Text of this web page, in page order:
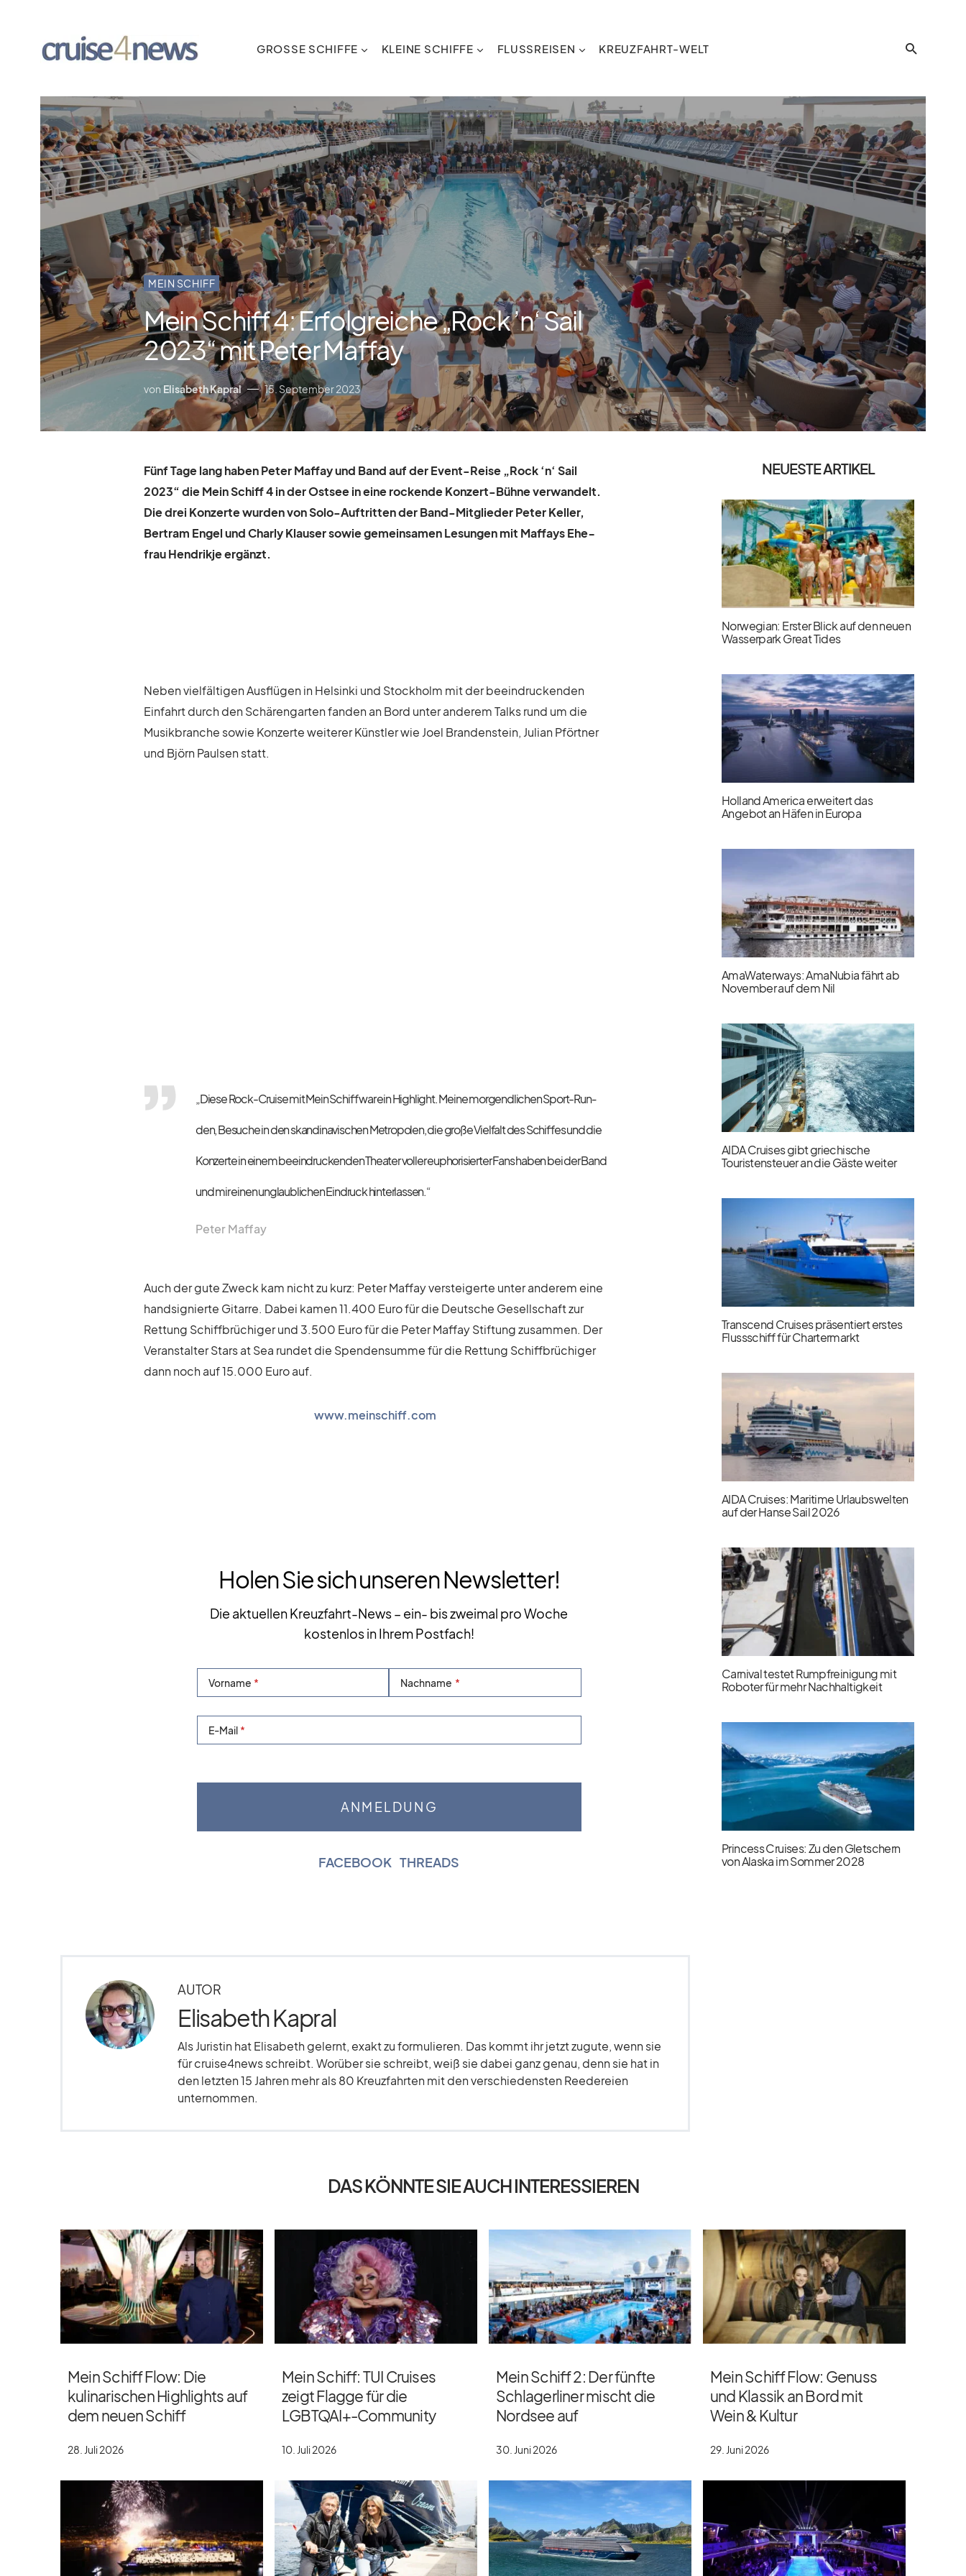
GROSSE SCHIFFE KLEINE SCHIFFE FLUSSREISEN KREUZFAHRT-WELT
MEIN SCHIFF
Mein Schiff 4: Erfolgreiche „Rock ’n‘ Sail
2023“ mit Peter Maffay
von Elisabeth Kapral 15. September 2023
Fünf Tage lang ha­ben Pe­ter Maf­fay und Band auf der Event-Reise „Rock ‘n‘ Sail
2023“ dieMein Schiff4 in der Ost­see in eine ro­ckende Kon­zert-Bühne ver­wan­delt.
Die drei Kon­zerte wur­den von Solo-Auf­trit­ten der Band-Mit­glie­der Pe­ter Kel­ler,
Bert­ram En­gel und Charly Klau­ser so­wie ge­mein­sa­men Le­sun­gen mit Maf­fays Ehe­
frau Hen­drikje er­gänzt.
Ne­ben viel­fäl­ti­gen Aus­flü­gen in Hel­sinki und Stock­holm mit der be­ein­dru­cken­den
Ein­fahrt durch den Schä­ren­gar­ten fan­den an Bord un­ter an­de­rem Talks rund um die
Mu­sik­bran­che so­wie Kon­zerte wei­te­rer Künst­ler wie Joel Bran­den­stein, Ju­lian Pfört­ner
und Björn Paul­sen statt.
„Diese Rock-Cruise mit Mein Schiff war ein High­light. Meine mor­gend­li­chen Sport-Run­
den, Be­su­che in den skan­di­na­vi­schen Me­tro­po­len, die große Viel­falt des Schif­fes und die
Kon­zerte in ei­nem be­ein­dru­cken­den Thea­ter vol­ler eu­pho­ri­sier­ter Fans ha­ben bei der Band
und mir ei­nen un­glaub­li­chen Ein­druck hin­ter­las­sen.“
Pe­ter Maf­fay
Auch der gute Zweck kam nicht zu kurz: Pe­ter Maf­fay ver­stei­gerte un­ter an­de­rem eine
hand­si­gnierte Gi­tarre. Da­bei ka­men 11.400 Euro für die Deut­sche Ge­sell­schaft zur
Ret­tung Schiff­brü­chi­ger und 3.500 Euro für die Pe­ter Maf­fay Stif­tung zu­sam­men. Der
Ver­an­stal­ter Stars at Sea run­det die Spen­den­summe für die Ret­tung Schiff­brü­chi­ger
dann noch auf 15.000 Euro auf.
www.meinschiff.com
Holen Sie sich unseren Newsletter!
Die aktuellen Kreuzfahrt-News – ein- bis zweimal pro Woche
kostenlos in Ihrem Postfach!
Vorname Nachname
E-Mail
FACEBOOK |THREADS
AUTOR
Elisabeth Kapral
Als Juristin hat Elisabeth gelernt, exakt zu formulieren. Das kommt ihr jetzt zugute, wenn sie
für cruise4news schreibt. Worüber sie schreibt, weiß sie dabei ganz genau, denn sie hat in
den letzten 15 Jahren mehr als 80 Kreuzfahrten mit den verschiedensten Reedereien
unternommen.
NEUESTE ARTIKEL
Norwegian: Erster Blick auf den neuen
Wasserpark Great Tides
Holland America erweitert das
Angebot an Häfen in Europa
AmaWaterways: AmaNubia fährt ab
November auf dem Nil
AIDA Cruises gibt griechische
Touristensteuer an die Gäste weiter
Transcend Cruises präsentiert erstes
Flussschiff für Chartermarkt
AIDA Cruises: Maritime Urlaubswelten
auf der Hanse Sail 2026
Carnival testet Rumpfreinigung mit
Roboter für mehr Nachhaltigkeit
Princess Cruises: Zu den Gletschern
von Alaska im Sommer 2028
DAS KÖNNTE SIE AUCH INTERESSIEREN
Mein Schiff Flow: Die
kulinarischen Highlights auf
dem neuen Schiff
28. Juli 2026
Mein Schiff: TUI Cruises
zeigt Flagge für die
LGBTQAI+-Community
10. Juli 2026
Mein Schiff 2: Der fünfte
Schlagerliner mischt die
Nordsee auf
30. Juni 2026
Mein Schiff Flow: Genuss
und Klassik an Bord mit
Wein & Kultur
29. Juni 2026